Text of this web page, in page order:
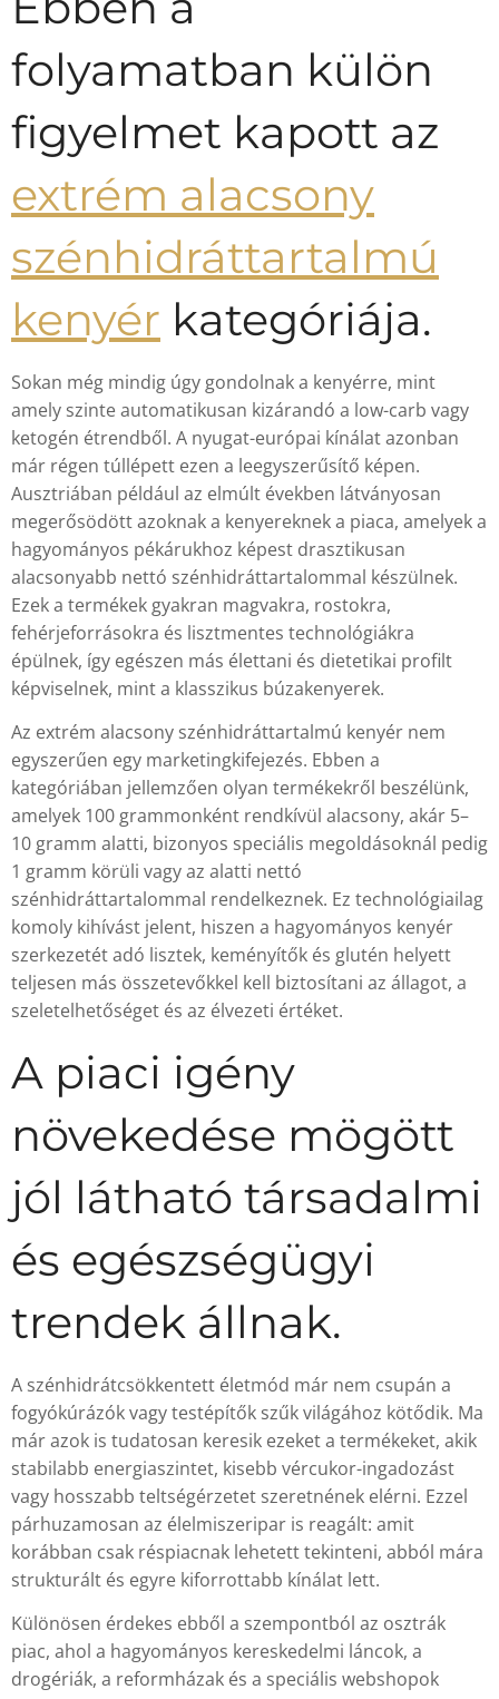
folyamatban külön
figyelmet kapott az
extrém alacsony
szénhidráttartalmú
kenyér kategóriája.
Sokan még mindig úgy gondolnak a kenyérre, mint
amely szinte automatikusan kizárandó a low-carb vagy
ketogén étrendből. A nyugat-európai kínálat azonban
már régen túllépett ezen a leegyszerűsítő képen.
Ausztriában például az elmúlt években látványosan
megerősödött azoknak a kenyereknek a piaca, amelyek a
hagyományos pékárukhoz képest drasztikusan
alacsonyabb nettó szénhidráttartalommal készülnek.
Ezek a termékek gyakran magvakra, rostokra,
fehérjeforrásokra és lisztmentes technológiákra
épülnek, így egészen más élettani és dietetikai profilt
képviselnek, mint a klasszikus búzakenyerek.
Az extrém alacsony szénhidráttartalmú kenyér nem
egyszerűen egy marketingkifejezés. Ebben a
kategóriában jellemzően olyan termékekről beszélünk,
amelyek 100 grammonként rendkívül alacsony, akár 5–
10 gramm alatti, bizonyos speciális megoldásoknál pedig
1 gramm körüli vagy az alatti nettó
szénhidráttartalommal rendelkeznek. Ez technológiailag
komoly kihívást jelent, hiszen a hagyományos kenyér
szerkezetét adó lisztek, keményítők és glutén helyett
teljesen más összetevőkkel kell biztosítani az állagot, a
szeletelhetőséget és az élvezeti értéket.
A piaci igény
növekedése mögött
jól látható társadalmi
és egészségügyi
trendek állnak.
A szénhidrátcsökkentett életmód már nem csupán a
fogyókúrázók vagy testépítők szűk világához kötődik. Ma
már azok is tudatosan keresik ezeket a termékeket, akik
stabilabb energiaszintet, kisebb vércukor-ingadozást
vagy hosszabb teltségérzetet szeretnének elérni. Ezzel
párhuzamosan az élelmiszeripar is reagált: amit
korábban csak réspiacnak lehetett tekinteni, abból mára
strukturált és egyre kiforrottabb kínálat lett.
Különösen érdekes ebből a szempontból az osztrák
piac, ahol a hagyományos kereskedelmi láncok, a
drogériák, a reformházak és a speciális webshopok